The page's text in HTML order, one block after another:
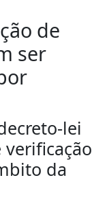
de
ser
lei
da